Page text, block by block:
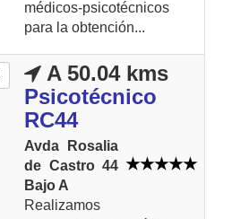
médicos-psicotécnicos
para la obtención...
A 50.04 kms
Psicotécnico
RC44
Avda Rosalia
de Castro 44
Bajo A
Realizamos